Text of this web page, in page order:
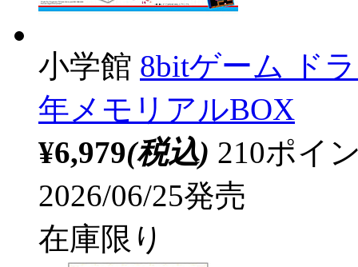
小学館 8bitゲーム ド
年メモリアルBOX
¥6,979(税込) 210ポイ
2026/06/25発売
在庫限り